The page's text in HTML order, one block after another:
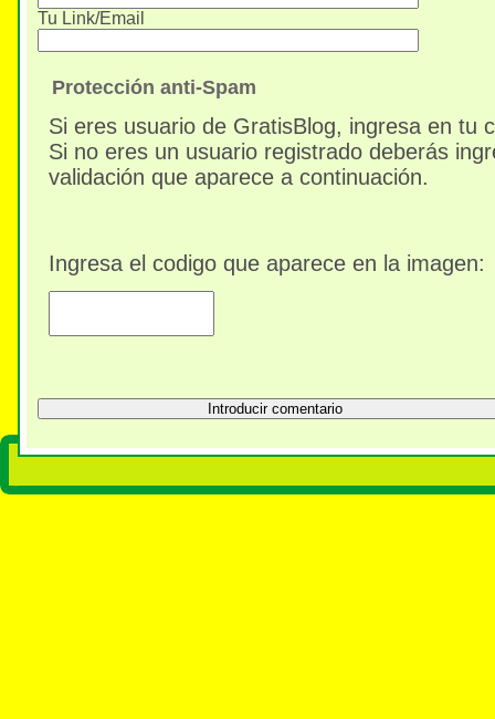
Tu Link/Email
Protección anti-Spam
Si eres usuario de GratisBlog, ingresa en tu
Si no eres un usuario registrado deberás
validación que aparece a continuación.
Ingresa el codigo que aparece en la imagen: